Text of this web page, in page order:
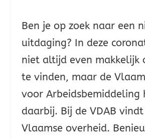
Ben je op zoek naar een
uitdaging? In deze
niet altijd even makkelijk
te vinden, maar de
voor Arbeidsbemiddeling
daarbij. Bij de VDAB
Vlaamse overheid.